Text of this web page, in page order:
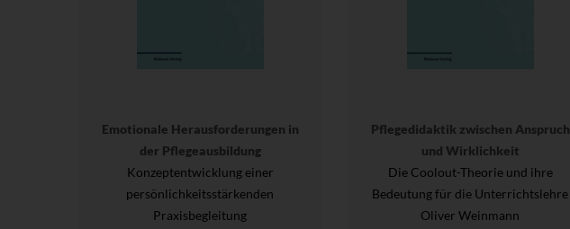
Emotionale Herausforderungen in
der Pflegeausbildung
Konzeptentwicklung einer
persönlichkeitsstärkenden
Praxisbegleitung
Pflegedidaktik zwischen Anspruch
und Wirklichkeit
Die Coolout-Theorie und ihre
Bedeutung für die Unterrichtslehre
Oliver Weinmann